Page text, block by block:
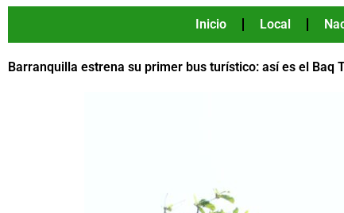
Inicio Local
Barranquilla estrena su primer bus turístico: así es el Baq